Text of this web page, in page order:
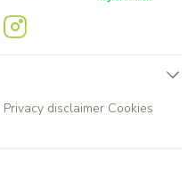
Privacy disclaimer Cookies